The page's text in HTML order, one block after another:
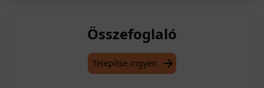
Összefoglaló
Telepítse ingyen